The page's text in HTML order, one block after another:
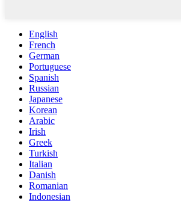
English
French
German
Portuguese
Spanish
Russian
Japanese
Korean
Arabic
Irish
Greek
Turkish
Italian
Danish
Romanian
Indonesian